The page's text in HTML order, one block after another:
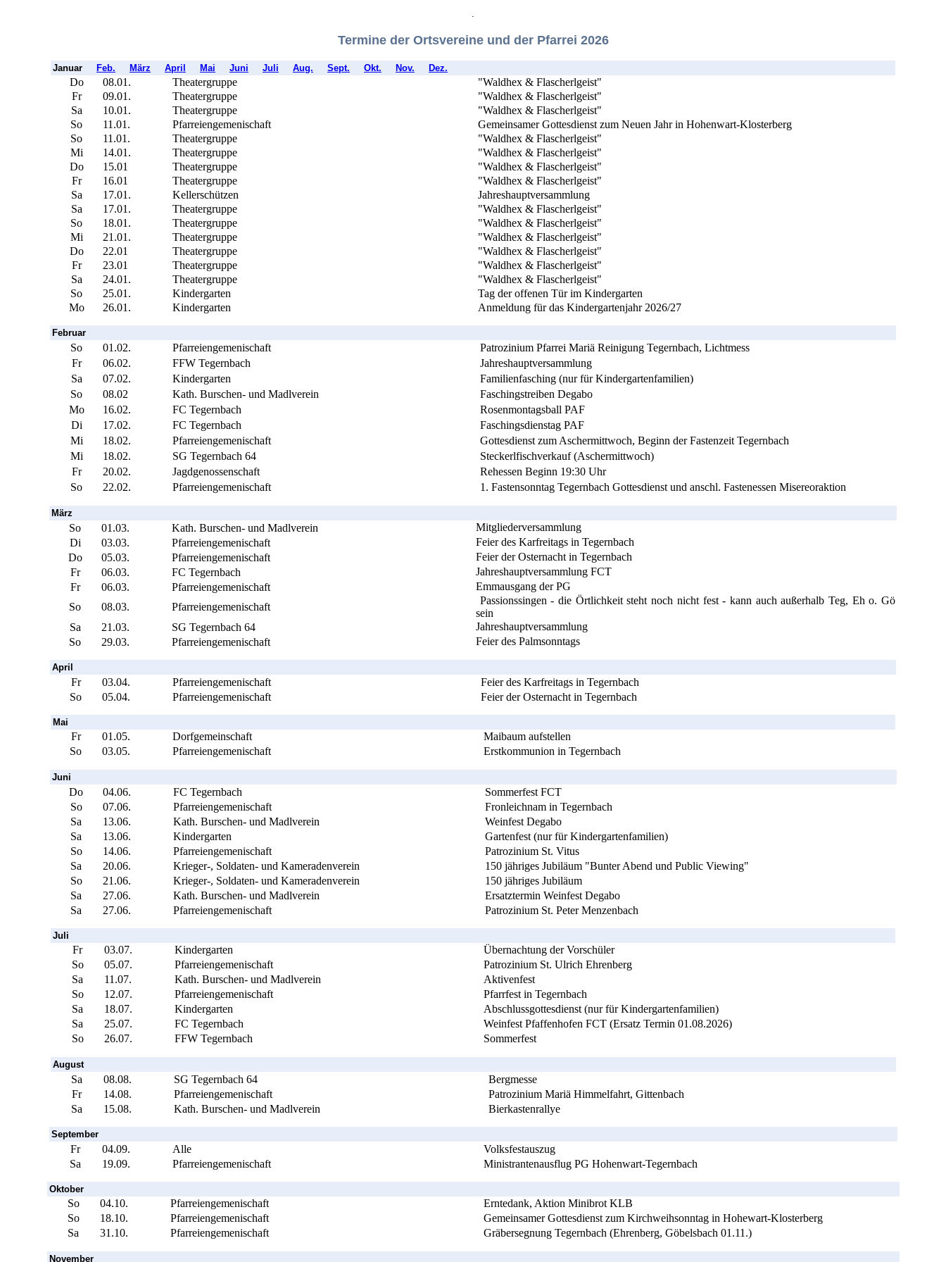
.
Termine der Ortsvereine und der Pfarrei 2026
Januar Feb. März April Mai Juni Juli Aug. Sept. Okt. Nov. Dez.
Do 08.01. Theatergruppe
"Waldhex & Flascherlgeist"
Fr
09.01. Theatergruppe
"Waldhex & Flascherlgeist"
Sa
10.01. Theatergruppe
"Waldhex & Flascherlgeist"
So
11.01. Pfarreiengemenischaft
Gemeinsamer Gottesdienst zum Neuen Jahr in Hohenwart-Klosterberg
So
11.01. Theatergruppe
"Waldhex & Flascherlgeist"
Mi
14.01. Theatergruppe
"Waldhex & Flascherlgeist"
Do
15.01 Theatergruppe
"Waldhex & Flascherlgeist"
Fr
16.01 Theatergruppe
"Waldhex & Flascherlgeist"
Sa
17.01. Kellerschützen
Jahreshauptversammlung
Sa
17.01. Theatergruppe
"Waldhex & Flascherlgeist"
So
18.01. Theatergruppe
"Waldhex & Flascherlgeist"
Mi
21.01. Theatergruppe
"Waldhex & Flascherlgeist"
Do
22.01 Theatergruppe
"Waldhex & Flascherlgeist"
Fr
23.01 Theatergruppe
"Waldhex & Flascherlgeist"
Sa
24.01. Theatergruppe
"Waldhex & Flascherlgeist"
So
25.01. Kindergarten
Tag der offenen Tür im Kindergarten
Mo
26.01. Kindergarten Anmeldung für das Kindergartenjahr 2026/27
Februar
So 01.02. Pfarreiengemenischaft
Patrozinium Pfarrei Mariä Reinigung Tegernbach, Lichtmess
Fr
06.02. FFW Tegernbach
Jahreshauptversammlung
Sa
07.02. Kindergarten
Familienfasching (nur für Kindergartenfamilien)
So
08.02 Kath. Burschen- und Madlverein
Faschingstreiben Degabo
Mo
16.02. FC Tegernbach
Rosenmontagsball PAF
Di
17.02. FC Tegernbach
Faschingsdienstag PAF
Mi
18.02. Pfarreiengemenischaft
Gottesdienst zum Aschermittwoch, Beginn der Fastenzeit Tegernbach
Mi
18.02. SG Tegernbach 64
Steckerlfischverkauf (Aschermittwoch)
Fr
20.02. Jagdgenossenschaft
Rehessen Beginn 19:30 Uhr
So
22.02. Pfarreiengemenischaft 1. Fastensonntag Tegernbach Gottesdienst und anschl. Fastenessen Misereoraktion
März
So 01.03. Kath. Burschen- und Madlverein
Mitgliederversammlung
Di
03.03. Pfarreiengemenischaft
Feier des Karfreitags in Tegernbach
Do
05.03. Pfarreiengemenischaft
Feier der Osternacht in Tegernbach
Fr
06.03. FC Tegernbach
Jahreshauptversammlung FCT
Fr
06.03. Pfarreiengemenischaft
Emmausgang der PG
So
08.03. Pfarreiengemenischaft
Passionssingen - die Örtlichkeit steht noch nicht fest - kann auch außerhalb Teg, Eh o. Gö
sein
Sa
21.03. SG Tegernbach 64
Jahreshauptversammlung
So
29.03. Pfarreiengemenischaft Feier des Palmsonntags
April
Fr 03.04. Pfarreiengemenischaft
Feier des Karfreitags in Tegernbach
So
05.04. Pfarreiengemenischaft Feier der Osternacht in Tegernbach
Mai
Fr 01.05. Dorfgemeinschaft
Maibaum aufstellen
So
03.05. Pfarreiengemenischaft Erstkommunion in Tegernbach
Juni
Do 04.06. FC Tegernbach
Sommerfest FCT
So
07.06. Pfarreiengemenischaft
Fronleichnam in Tegernbach
Sa
13.06. Kath. Burschen- und Madlverein
Weinfest Degabo
Sa
13.06. Kindergarten
Gartenfest (nur für Kindergartenfamilien)
So
14.06. Pfarreiengemenischaft
Patrozinium St. Vitus
Sa
20.06. Krieger-, Soldaten- und Kameradenverein
150 jähriges Jubiläum "Bunter Abend und Public Viewing"
So
21.06. Krieger-, Soldaten- und Kameradenverein
150 jähriges Jubiläum
Sa
27.06. Kath. Burschen- und Madlverein
Ersatztermin Weinfest Degabo
Sa
27.06. Pfarreiengemenischaft Patrozinium St. Peter Menzenbach
Juli
Fr 03.07. Kindergarten
Übernachtung der Vorschüler
So
05.07. Pfarreiengemenischaft
Patrozinium St. Ulrich Ehrenberg
Sa
11.07. Kath. Burschen- und Madlverein
Aktivenfest
So
12.07. Pfarreiengemenischaft
Pfarrfest in Tegernbach
Sa
18.07. Kindergarten
Abschlussgottesdienst (nur für Kindergartenfamilien)
Sa
25.07. FC Tegernbach
Weinfest Pfaffenhofen FCT (Ersatz Termin 01.08.2026)
So
26.07. FFW Tegernbach Sommerfest
August
Sa 08.08. SG Tegernbach 64
Bergmesse
Fr
14.08. Pfarreiengemenischaft
Patrozinium Mariä Himmelfahrt, Gittenbach
Sa
15.08. Kath. Burschen- und Madlverein Bierkastenrallye
September
Fr 04.09. Alle
Volksfestauszug
Sa
19.09. Pfarreiengemenischaft Ministrantenausflug PG Hohenwart-Tegernbach
Oktober
So 04.10. Pfarreiengemenischaft
Erntedank, Aktion Minibrot KLB
So
18.10. Pfarreiengemenischaft
Gemeinsamer Gottesdienst zum Kirchweihsonntag in Hohewart-Klosterberg
Sa
31.10. Pfarreiengemenischaft Gräbersegnung Tegernbach (Ehrenberg, Göbelsbach 01.11.)
November